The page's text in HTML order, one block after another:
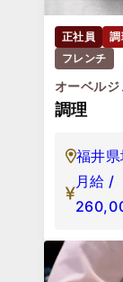
正社員
フレンチ
オーベル
調理
福井
月給 /